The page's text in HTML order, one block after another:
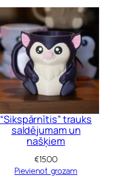
“Sikspārnītis” trauks
saldējumam un
našķiem
€15.00
Pievienot grozam